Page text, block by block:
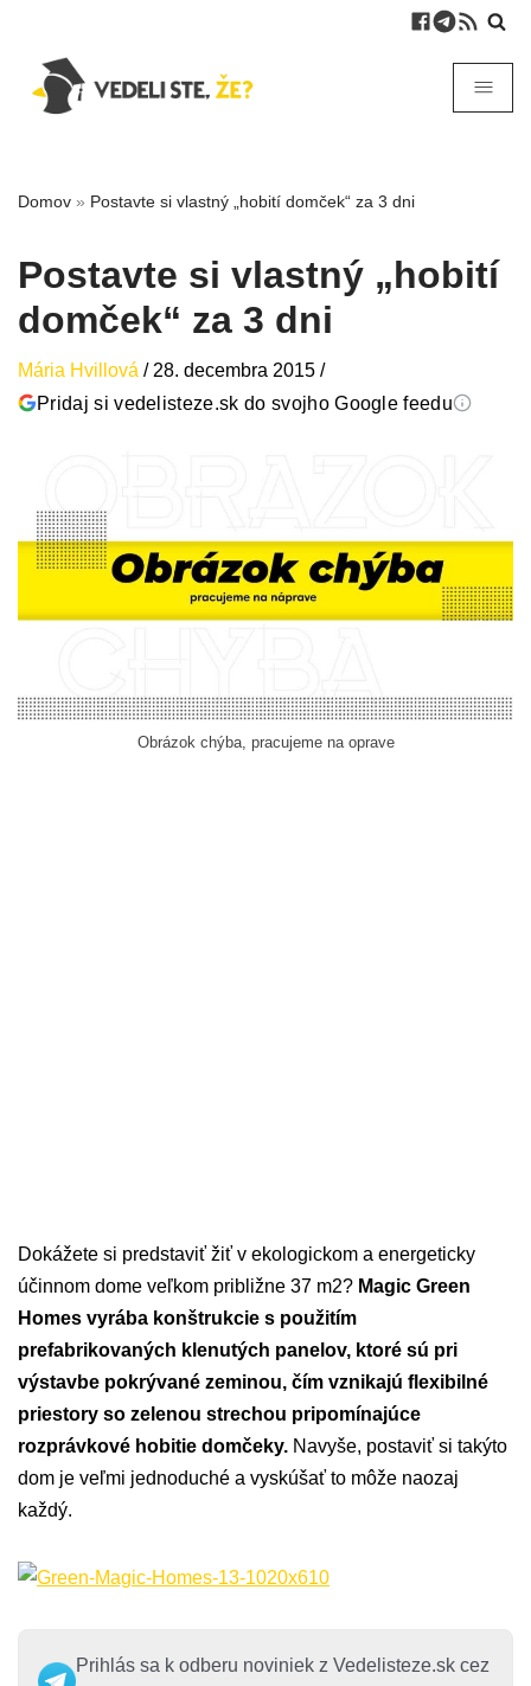
Domov » Postavte si vlastný „hobití domček“ za 3 dni
Postavte si vlastný „hobití
domček“ za 3 dni
Mária Hvillová / 28. decembra 2015 /
Pridaj si vedelisteze.sk do svojho Google feedu
Obrázok chýba, pracujeme na oprave
Dokážete si predstaviť žiť v ekologickom a energeticky
účinnom dome veľkom približne 37 m2? Magic Green
Homes vyrába konštrukcie s použitím
prefabrikovaných klenutých panelov, ktoré sú pri
výstavbe pokrývané zeminou, čím vznikajú flexibilné
priestory so zelenou strechou pripomínajúce
rozprávkové hobitie domčeky. Navyše, postaviť si takýto
dom je veľmi jednoduché a vyskúšať to môže naozaj
každý.
Prihlás sa k odberu noviniek z Vedelisteze.sk cez